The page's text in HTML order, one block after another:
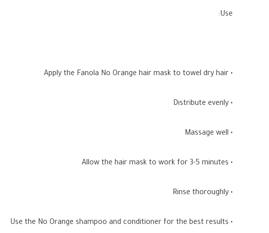
Use:
• Apply the Fanola No Orange hair mask to towel dry hair
• Distribute evenly
• Massage well
• Allow the hair mask to work for 3-5 minutes
• Rinse thoroughly
• Use the No Orange shampoo and conditioner for the best results